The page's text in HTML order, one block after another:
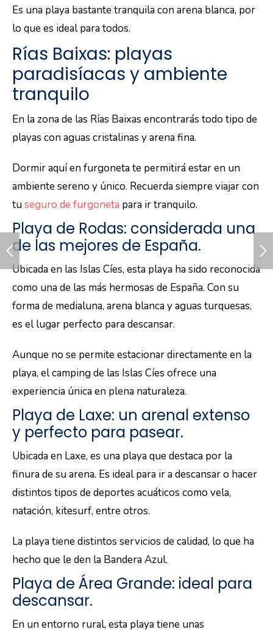
Es una playa bastante tranquila con arena blanca, por
lo que es ideal para todos.
Rías Baixas: playas
paradisíacas y ambiente
tranquilo
En la zona de las Rías Baixas encontrarás todo tipo de
playas con aguas cristalinas y arena fina.
Dormir aquí en furgoneta te permitirá estar en un
ambiente sereno y único. Recuerda siempre viajar con
tuseguro de furgoneta para ir tranquilo.
Playa de Rodas: considerada una
de las mejores de España.
Ubicada en las Islas Cíes, esta playa ha sido reconocida
como una de las más hermosas de España. Con su
forma de medialuna, arena blanca y aguas turquesas,
es el lugar perfecto para descansar.
Aunque no se permite estacionar directamente en la
playa, el camping de las Islas Cíes ofrece una
experiencia única en plena naturaleza.
Playa de Laxe: un arenal extenso
y perfecto para pasear.
Ubicada en Laxe, es una playa que destaca por la
finura de su arena. Es ideal para ir a descansar o hacer
distintos tipos de deportes acuáticos como vela,
natación, kitesurf, entre otros.
La playa tiene distintos servicios de calidad, lo que ha
hecho que le den la Bandera Azul.
Playa de Área Grande: ideal para
descansar.
En un entorno rural, esta playa tiene unas